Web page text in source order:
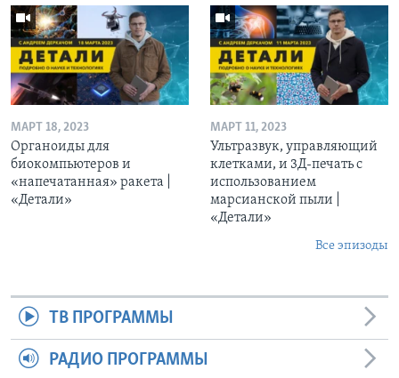
МАРТ 18, 2023
Органоиды для
биокомпьютеров и
«напечатанная» ракета |
«Детали»
МАРТ 11, 2023
Ультразвук, управляющий
клетками, и 3Д-печать c
использованием
марсианской пыли |
«Детали»
Все эпизоды
ТВ ПРОГРАММЫ
РАДИО ПРОГРАММЫ